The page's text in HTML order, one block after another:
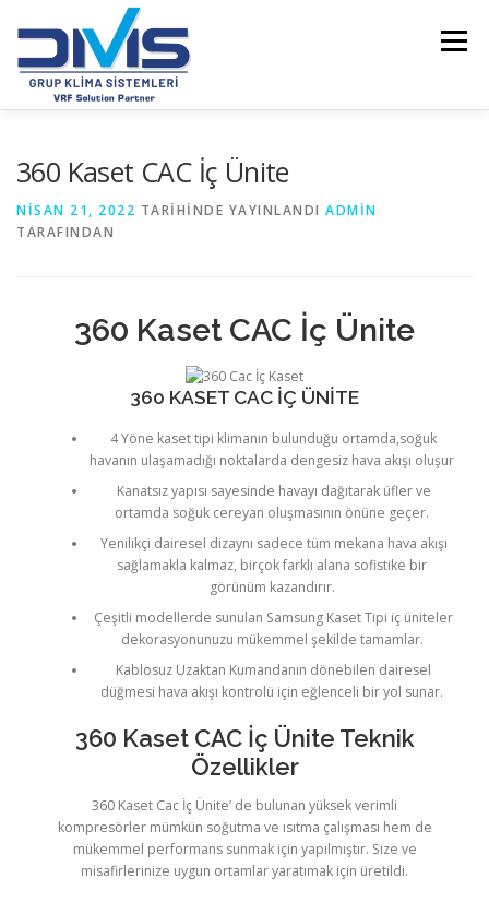
geç
Menü
VRF MARKALARIMIZ
DVM PRO TASARIM YAZILIMI
REFERANSLARIMIZ İLETIŞIM FİYAT LİSTELERİ
360 Kaset CAC İç Ünite
NISAN 21, 2022 TARIHINDE YAYINLANDI ADMIN
TARAFINDAN
360 Kaset CAC İç Ünite
360 KASET CAC İÇ ÜNİTE
4 Yöne kaset tipi klimanın bulunduğu ortamda,soğuk
havanın ulaşamadığı noktalarda dengesiz hava akışı oluşur
Kanatsız yapısı sayesinde havayı dağıtarak üfler ve
ortamda soğuk cereyan oluşmasının önüne geçer.
Yenilikçi dairesel dizaynı sadece tüm mekana hava akışı
sağlamakla kalmaz, birçok farklı alana sofistike bir
görünüm kazandırır.
Çeşitli modellerde sunulan Samsung Kaset Tipi iç üniteler
dekorasyonunuzu mükemmel şekilde tamamlar.
Kablosuz Uzaktan Kumandanın dönebilen dairesel
düğmesi hava akışı kontrolü için eğlenceli bir yol sunar.
360 Kaset CAC İç Ünite Teknik
Özellikler
360 Kaset Cac İç Ünite’ de bulunan yüksek verimli
kompresörler mümkün soğutma ve ısıtma çalışması hem de
mükemmel performans sunmak için yapılmıştır. Size ve
misafirlerinize uygun ortamlar yaratımak için üretildi.